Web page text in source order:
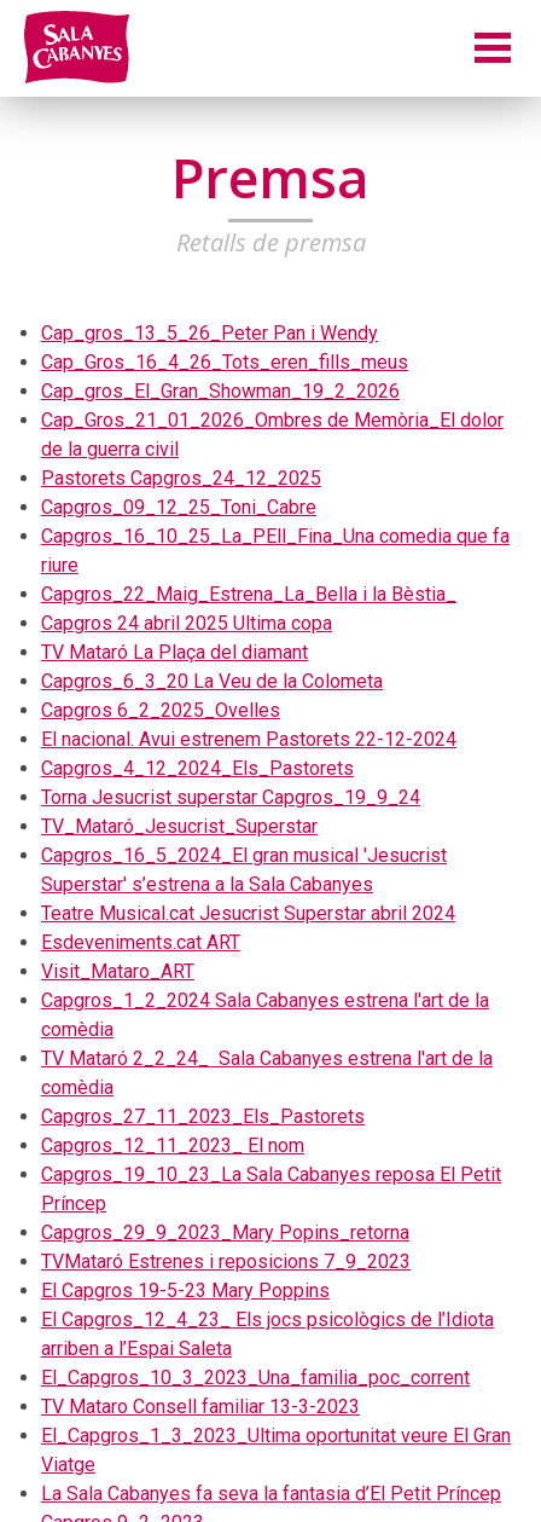
Premsa
Retalls de premsa
Cap_gros_13_5_26_Peter Pan i Wendy
Cap_Gros_16_4_26_Tots_eren_fills_meus
Cap_gros_El_Gran_Showman_19_2_2026
Cap_Gros_21_01_2026_Ombres de Memòria_El dolor
de la guerra civil
Pastorets Capgros_24_12_2025
Capgros_09_12_25_Toni_Cabre
Capgros_16_10_25_La_PEll_Fina_Una comedia que fa
riure
Capgros_22_Maig_Estrena_La_Bella i la Bèstia_
Capgros 24 abril 2025 Ultima copa
TV Mataró La Plaça del diamant
Capgros_6_3_20 La Veu de la Colometa
Capgros 6_2_2025_Ovelles
El nacional. Avui estrenem Pastorets 22-12-2024
Capgros_4_12_2024_Els_Pastorets
Torna Jesucrist superstar Capgros_19_9_24
TV_Mataró_Jesucrist_Superstar
Capgros_16_5_2024_El gran musical 'Jesucrist
Superstar' s’estrena a la Sala Cabanyes
Teatre Musical.cat Jesucrist Superstar abril 2024
Esdeveniments.cat ART
Visit_Mataro_ART
Capgros_1_2_2024 Sala Cabanyes estrena l'art de la
comèdia
TV Mataró 2_2_24_ Sala Cabanyes estrena l'art de la
comèdia
Capgros_27_11_2023_Els_Pastorets
Capgros_12_11_2023_ El nom
Capgros_19_10_23_La Sala Cabanyes reposa El Petit
Príncep
Capgros_29_9_2023_Mary Popins_retorna
TVMataró Estrenes i reposicions 7_9_2023
El Capgros 19-5-23 Mary Poppins
El Capgros_12_4_23_ Els jocs psicològics de l’Idiota
arriben a l’Espai Saleta
El_Capgros_10_3_2023_Una_familia_poc_corrent
TV Mataro Consell familiar 13-3-2023
El_Capgros_1_3_2023_Ultima oportunitat veure El Gran
Viatge
La Sala Cabanyes fa seva la fantasia d’El Petit Príncep